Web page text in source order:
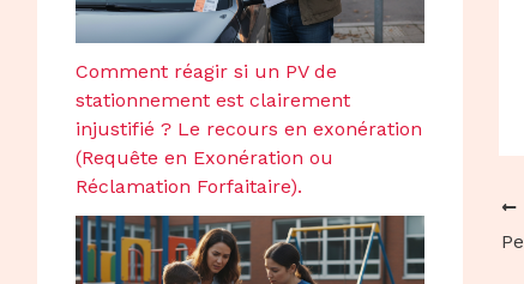
Comment réagir si un PV de
stationnement est clairement
injustifié ? Le recours en exonération
(Requête en Exonération ou
Réclamation Forfaitaire).